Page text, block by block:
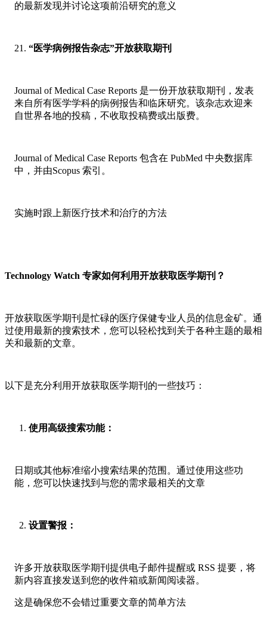
的最新发现并讨论这项前沿研究的意义
“医学病例报告杂志”开放获取期刊
Journal of Medical Case Reports 是一份开放获取期刊，发表
来自所有医学学科的病例报告和临床研究。该杂志欢迎来
自世界各地的投稿，不收取投稿费或出版费。
Journal of Medical Case Reports 包含在 PubMed 中央数据库
中，并由Scopus 索引。
实施时跟上新医疗技术和治疗的方法
Technology Watch 专家如何利用开放获取医学期刊？
开放获取医学期刊是忙碌的医疗保健专业人员的信息金矿。通
过使用最新的搜索技术，您可以轻松找到关于各种主题的最相
关和最新的文章。
以下是充分利用开放获取医学期刊的一些技巧：
使用高级搜索功能：
日期或其他标准缩小搜索结果的范围。通过使用这些功
能，您可以快速找到与您的需求最相关的文章
设置警报：
许多开放获取医学期刊提供电子邮件提醒或 RSS 提要，将
新内容直接发送到您的收件箱或新闻阅读器。
这是确保您不会错过重要文章的简单方法